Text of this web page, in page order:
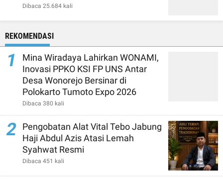
Dibaca 25.684 kali
REKOMENDASI
1
Mina Wiradaya Lahirkan WONAMI,
Inovasi PPKO KSI FP UNS Antar
Desa Wonorejo Bersinar di
Polokarto Tumoto Expo 2026
Dibaca 380 kali
2
Pengobatan Alat Vital Tebo Jabung
Haji Abdul Azis Atasi Lemah
Syahwat Resmi
Dibaca 451 kali